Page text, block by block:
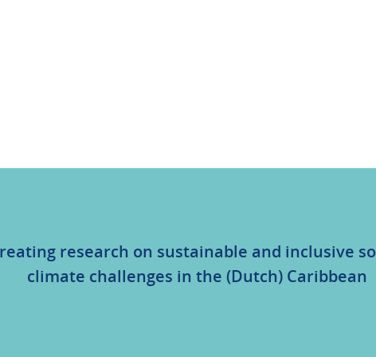
research on sustainable and inclusive
climate challenges in the (Dutch) Caribbean